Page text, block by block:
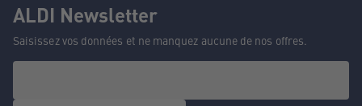
ALDI Newsletter
Saisissez vos données et ne manquez aucune de nos offres.